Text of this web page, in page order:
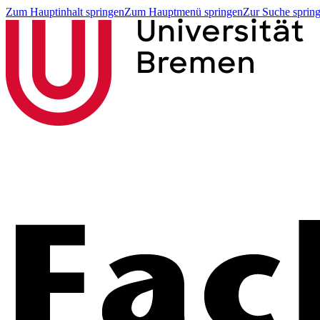
Zum Hauptinhalt springenZum Hauptmenü springenZur Suche